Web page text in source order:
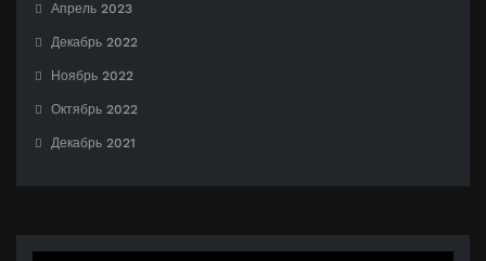
Апрель 2023
Декабрь 2022
Ноябрь 2022
Октябрь 2022
Декабрь 2021